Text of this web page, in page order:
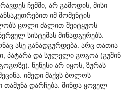
ჩემში, არ გამოდის, მისი
იმ მომენტის
ცოლი ძალით შეიტყუოს
სისტემას მინადგურებს.
ასე განადგურდება. არც თათია
პატარა და სულელი გოგოა (გუშინ
ნენესი არ იყოს, ზურას
იმედი მაქვს ბოლოს
დარჩება. მინდა ყოველ